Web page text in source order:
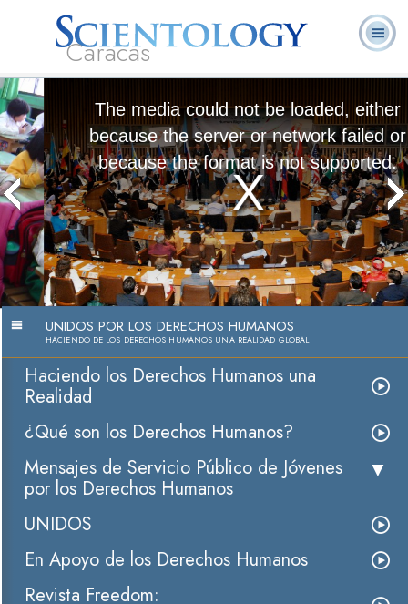
Caracas
L. Ronald
Hubbard
The media could not be loaded, either
because the server or network failed or
because the format is not supported.
Convirtiendo los Derechos Humanos
en una Realidad
Ver Video
UNIDOS POR LOS DERECHOS HUMANOS
HACIENDO DE LOS DERECHOS HUMANOS UNA REALIDAD GLOBAL
Haciendo los Derechos Humanos una
Realidad
¿Qué son los Derechos Humanos?
Mensajes de Servicio Público de Jóvenes
por los Derechos Humanos
UNIDOS
En Apoyo de los Derechos Humanos
Revista Freedom: